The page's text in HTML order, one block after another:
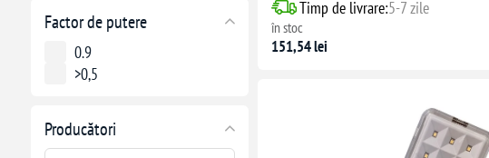
5V
Factor de putere
0.9
>0,5
Producători
Timp de livrare:5-7 zile
în stoc
151,54 lei